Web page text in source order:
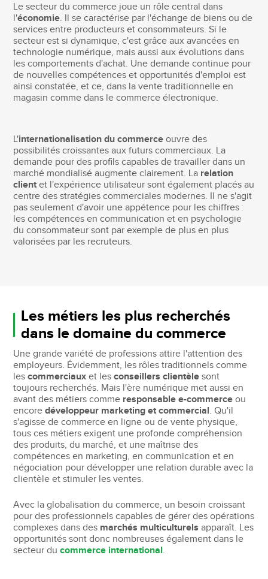
Le secteur du commerce joue un rôle central dans
l'économie. Il se caractérise par l'échange de biens ou de
services entre producteurs et consommateurs. Si le
secteur est si dynamique, c'est grâce aux avancées en
technologie numérique, mais aussi aux évolutions dans
les comportements d'achat. Une demande continue pour
de nouvelles compétences et opportunités d'emploi est
ainsi constatée, et ce, dans la vente traditionnelle en
magasin comme dans le commerce électronique.
L'internationalisation du commerce ouvre des
possibilités croissantes aux futurs commerciaux. La
demande pour des profils capables de travailler dans un
marché mondialisé augmente clairement. La relation
client et l'expérience utilisateur sont également placés au
centre des stratégies commerciales modernes. Il ne s'agit
pas seulement d'avoir une appétence pour les chiffres :
les compétences en communication et en psychologie
du consommateur sont par exemple de plus en plus
valorisées par les recruteurs.
Les métiers les plus recherchés
dans le domaine du commerce
Une grande variété de professions attire l'attention des
employeurs. Évidemment, les rôles traditionnels comme
lescommerciaux et lesconseillers clientèle sont
toujours recherchés. Mais l'ère numérique met aussi en
avant des métiers comme responsable e-commerce ou
encoredéveloppeur marketing et commercial. Qu'il
s'agisse de commerce en ligne ou de vente physique,
tous ces métiers exigent une profonde compréhension
des produits, du marché, et une maîtrise des
compétences en marketing, en communication et en
négociation pour développer une relation durable avec la
clientèle et stimuler les ventes.
Avec la globalisation du commerce, un besoin croissant
pour des professionnels capables de gérer des opérations
complexes dans des marchés multiculturels apparaît. Les
opportunités sont donc nombreuses également dans le
secteur ducommerce international.